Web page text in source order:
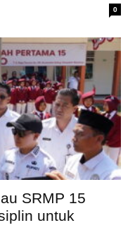
0
SRMP 15
untuk